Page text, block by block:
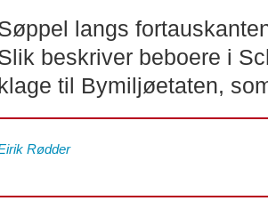
langs
beskriver beboere i
til Bymiljøetaten,
Rødder